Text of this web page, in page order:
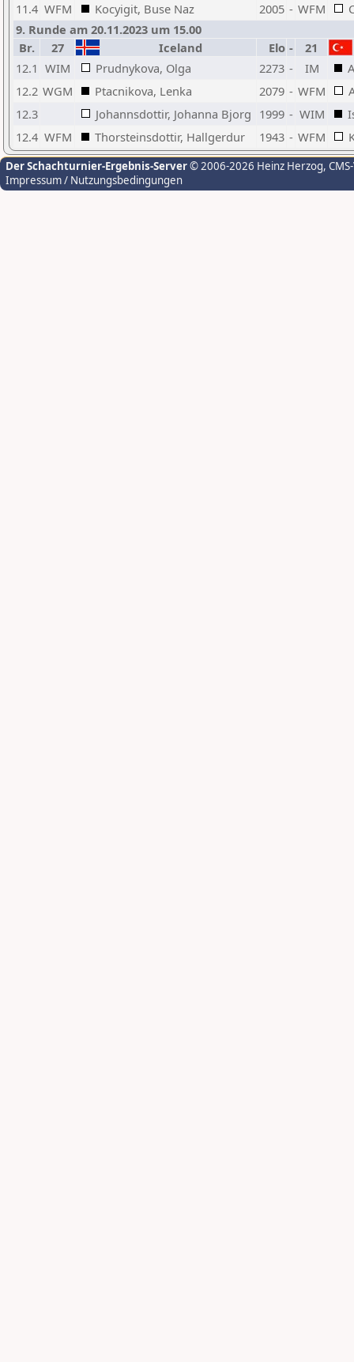
11.4 WFM Kocyigit, Buse Naz 2005 - WFM
9. Runde am 20.11.2023 um 15.00
Br.
27 Iceland Elo -
21
12.1 WIM Prudnykova, Olga 2273 - IM
12.2 WGM Ptacnikova, Lenka 2079 - WFM
12.3
Johannsdottir, Johanna Bjorg 1999 - WIM
12.4 WFM Thorsteinsdottir, Hallgerdur 1943 - WFM
Der Schachturnier-Ergebnis-Server© 2006-2026 Heinz Herzog,
Impressum / Nutzungsbedingungen